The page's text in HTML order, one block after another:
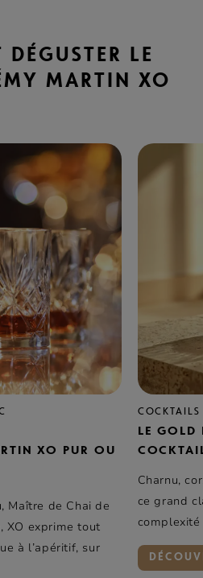
LE
MARTIN XO
XO PUR OU
Maître de Chai de
XO exprime tout
à l’apéritif, sur
COCKTAILS
LE GOLD
Charnu,
ce grand
complexité
touche
d’une